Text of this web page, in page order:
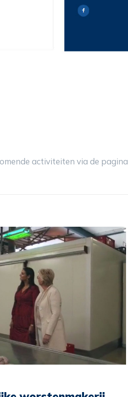
activiteiten via de pagina